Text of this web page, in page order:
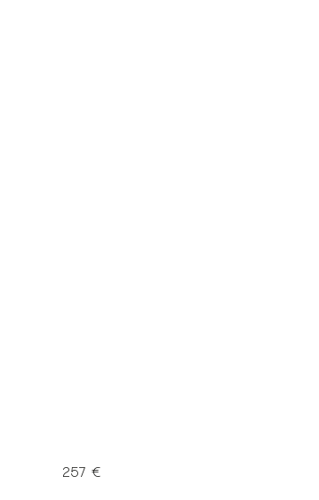
257 €